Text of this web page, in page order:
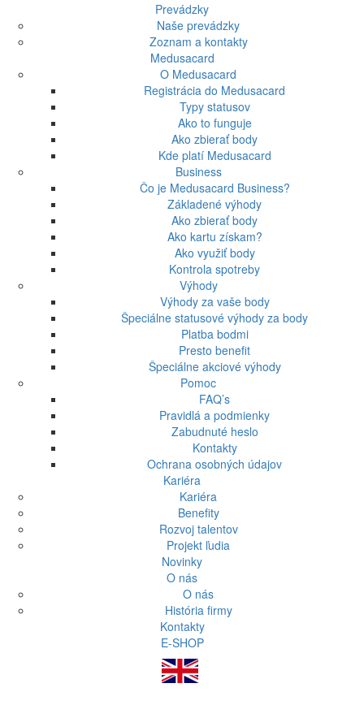
Prevádzky
Naše prevádzky
Zoznam a kontakty
Medusacard
O Medusacard
Registrácia do Medusacard
Typy statusov
Ako to funguje
Ako zbierať body
Kde platí Medusacard
Business
Čo je Medusacard Business?
Základené výhody
Ako zbierať body
Ako kartu získam?
Ako využiť body
Kontrola spotreby
Výhody
Výhody za vaše body
Špeciálne statusové výhody za body
Platba bodmi
Presto benefit
Špeciálne akciové výhody
Pomoc
FAQ’s
Pravidlá a podmienky
Zabudnuté heslo
Kontakty
Ochrana osobných údajov
Kariéra
Kariéra
Benefity
Rozvoj talentov
Projekt ľudia
Novinky
O nás
O nás
História firmy
Kontakty
E-SHOP